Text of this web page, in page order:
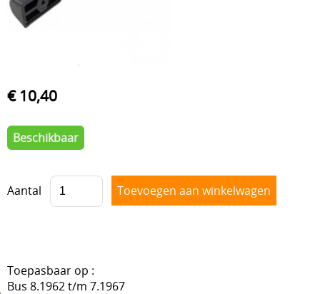
VOORAS , BESTURING
ACHTERAS , DIFFERENTIEEL EN VERSNELLINGSBAK
HAND & VOETBEDIENINGEN
BLOG
€ 10,40
Beschikbaar
Aantal
Toepasbaar op :
Bus 8.1962 t/m 7.1967